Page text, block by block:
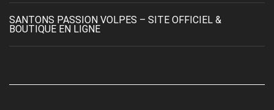
SANTONS PASSION VOLPES – SITE OFFICIEL &
BOUTIQUE EN LIGNE